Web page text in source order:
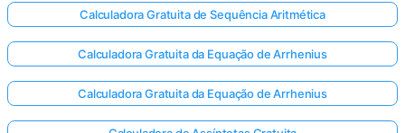
Calculadora Gratuita de Sequência Aritmética
Calculadora Gratuita da Equação de Arrhenius
Calculadora Gratuita da Equação de Arrhenius